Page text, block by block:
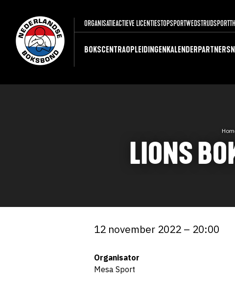
ORGANISATIEACTIEVE LICENTIESTOPSPORTWEDSTRIJDSPORT
BOKSCENTRAOPLEIDINGENKALENDERPARTNERS
LIONS
12 november 2022 – 20:00
Organisator
Mesa Sport